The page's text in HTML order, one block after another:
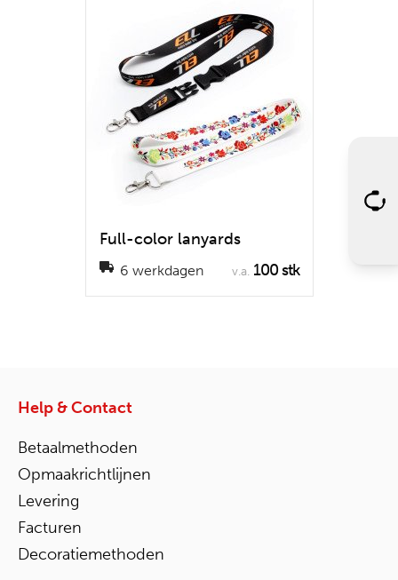
Full-color lanyards
6 werkdagen v.a. 100 stk
Help & Contact
Betaalmethoden
Opmaakrichtlijnen
Levering
Facturen
Decoratiemethoden